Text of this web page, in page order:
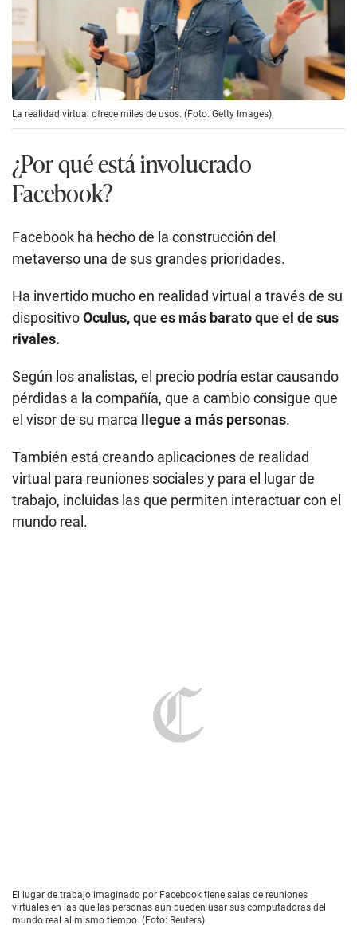
La realidad virtual ofrece miles de usos. (Foto: Getty Images)
¿Por qué está involucrado
Facebook?
Facebook ha hecho de la construcción del
metaverso una de sus grandes prioridades.
Ha invertido mucho en realidad virtual a través de su
dispositivoOculus, que es más barato que el de sus
rivales.
Según los analistas, el precio podría estar causando
pérdidas a la compañía, que a cambio consigue que
el visor de su marca
llegue a más personas.
También está creando aplicaciones de realidad
virtual para reuniones sociales y para el lugar de
trabajo, incluidas las que permiten interactuar con el
mundo real.
Recientemente ha invertido US$50 millones en